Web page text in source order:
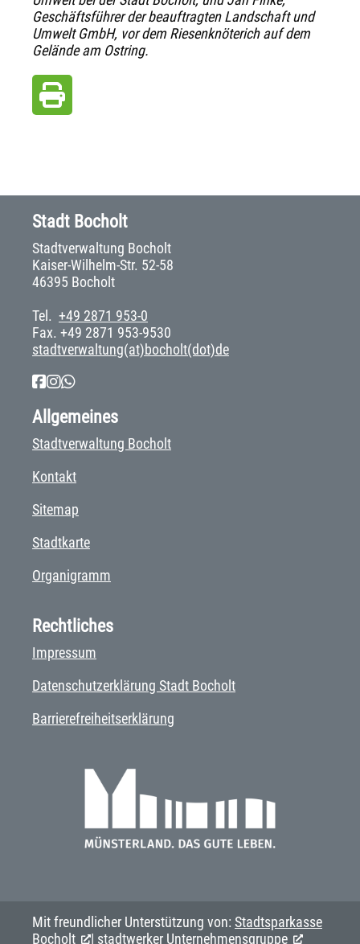
Geschäftsführer der beauftragten Landschaft und
Umwelt GmbH, vor dem Riesenknöterich auf dem
Gelände am Ostring.
Stadt Bocholt
Stadtverwaltung Bocholt
Kaiser-Wilhelm-Str. 52-58
46395 Bocholt
Tel. +49 2871 953-0
Fax. +49 2871 953-9530
stadtverwaltung(at)bocholt(dot)de
Allgemeines
Stadtverwaltung Bocholt
Kontakt
Sitemap
Stadtkarte
Organigramm
Rechtliches
Impressum
Datenschutzerklärung Stadt Bocholt
Barrierefreiheitserklärung
Mit freundlicher Unterstützung von: Stadtsparkasse
Bocholt
| stadtwerker Unternehmensgruppe